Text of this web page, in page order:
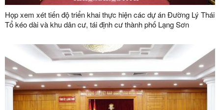
Họp xem xét tiến độ triển khai thực hiện các dự án Đường Lý Thái
Tổ kéo dài và khu dân cư, tái định cư thành phố Lạng Sơn